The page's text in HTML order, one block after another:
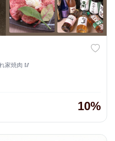
家焼肉 🥢
10%